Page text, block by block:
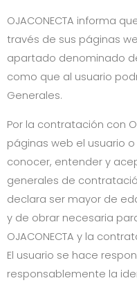
OJACONECTA informa
través de sus páginas
apartado denominado
como que al usuario
Generales.
Por la contratación con
páginas web el usuario
conocer, entender y
generales de
declara ser mayor de
y de obrar necesaria
OJACONECTA y la
El usuario se hace
responsablemente la